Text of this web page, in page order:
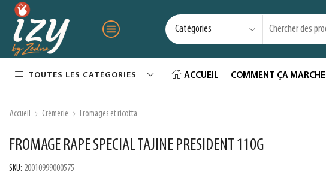
TOUTES LES CATÉGORIES ACCUEIL COMMENT ÇA MARCHE
Accueil Crémerie Fromages et ricotta
FROMAGE RAPE SPECIAL TAJINE PRESIDENT 110G
SKU: 20010999000575